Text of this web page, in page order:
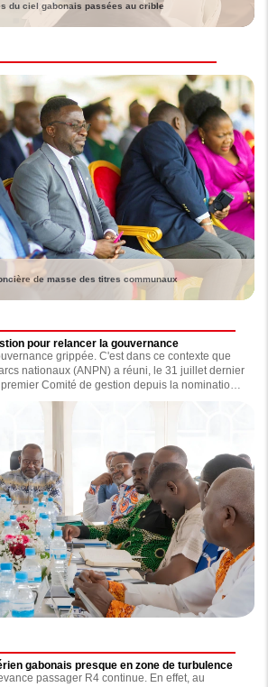
du ciel gabonais passées au crible
de masse des titres communaux
pour relancer la gouvernance
grippée. C'est dans ce contexte que
nationaux (ANPN) a réuni, le 31 juillet dernier
Comité de gestion depuis la nomination
en octobre 2023. Au-delà de l'examen des
remettre en marche les instances dirigeantes
sortir l'ANPN de l'impasse dans laquelle elle
gabonais presque en zone de turbulence
passager R4 continue. En effet, au